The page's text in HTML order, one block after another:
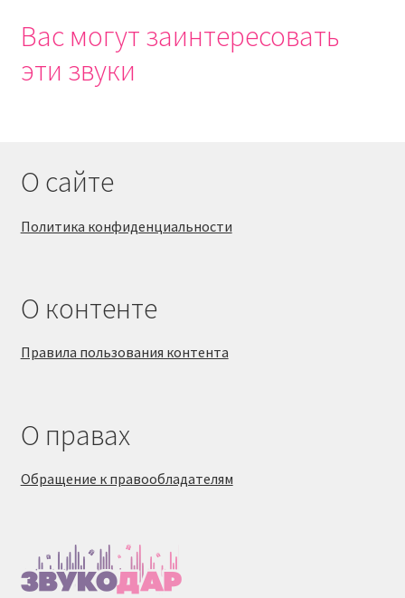
Вас могут заинтересовать
эти звуки
О сайте
Политика конфиденциальности
О контенте
Правила пользования контента
О правах
Обращение к правообладателям